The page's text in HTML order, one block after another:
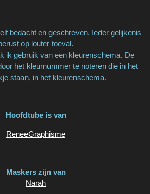
bedacht en geschreven. Ieder gelijkenis
op louter toeval.
ik gebruik van een kleurenschema. De
het kleurnummer te noteren die in het
staan, in het kleurenschema.
Hoofdtube is van
ReneeGraphisme
Maskers zijn van
Narah